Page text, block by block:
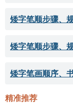
矮字笔顺步骤、
矮字笔顺步骤、
矮字笔画顺序、
精准推荐